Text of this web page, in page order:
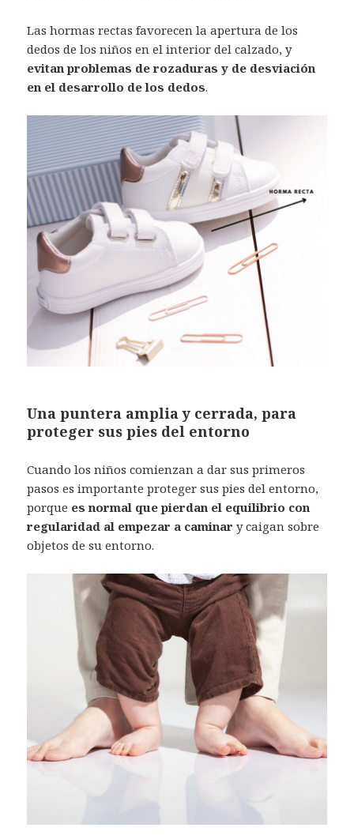
Las hormas rectas favorecen la apertura de los
dedos de los niños en el interior del calzado, y
evitan problemas de rozaduras y de desviación
en el desarrollo de los dedos.
Una puntera amplia y cerrada, para
proteger sus pies del entorno
Cuando los niños comienzan a dar sus primeros
pasos es importante proteger sus pies del entorno,
porque es normal que pierdan el equilibrio con
regularidad al empezar a caminar y caigan sobre
objetos de su entorno.